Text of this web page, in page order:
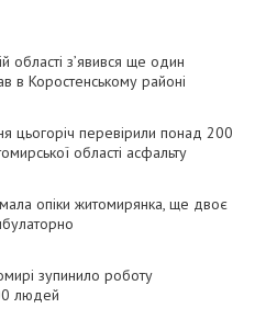
області з’явився ще один
в Коростенському районі
цьогоріч перевірили понад 200
області асфальту
опіки житомирянка, ще двоє
зупинило роботу
людей